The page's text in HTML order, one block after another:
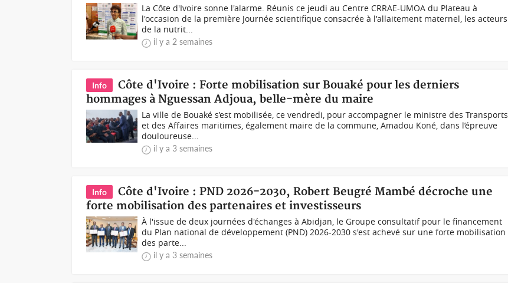
La Côte d'Ivoire sonne l'alarme. Réunis ce jeudi au Centre CRRAE-UMOA du Plateau à
l'occasion de la première Journée scientifique consacrée à l'allaitement maternel, les acteurs
de la nutrit...
il y a 2 semaines
Info
Côte d'Ivoire : Forte mobilisation sur Bouaké pour les derniers
hommages à Nguessan Adjoua, belle-mère du maire
La ville de Bouaké s’est mobilisée, ce vendredi, pour accompagner le ministre des Transports
et des Affaires maritimes, également maire de la commune, Amadou Koné, dans l’épreuve
douloureuse...
il y a 3 semaines
Info
Côte d'Ivoire : PND 2026-2030, Robert Beugré Mambé décroche une
forte mobilisation des partenaires et investisseurs
À l'issue de deux journées d'échanges à Abidjan, le Groupe consultatif pour le financement
du Plan national de développement (PND) 2026-2030 s'est achevé sur une forte mobilisation
des parte...
il y a 3 semaines